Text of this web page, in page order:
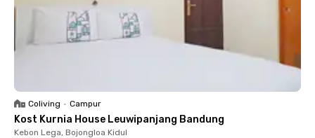
Coliving • Campur
Kost Kurnia House Leuwipanjang Bandung
Kebon Lega, Bojongloa Kidul